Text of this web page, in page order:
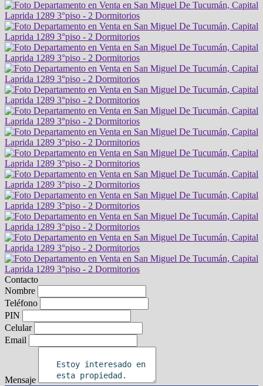
Contacto
Nombre
Teléfono
PIN
Celular
Email
Mensaje